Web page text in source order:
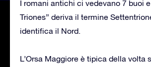
I romani antichi ci vedevano 7 buoi
Triones” deriva il termine
identifica il Nord.
L’Orsa Maggiore è tipica della volta